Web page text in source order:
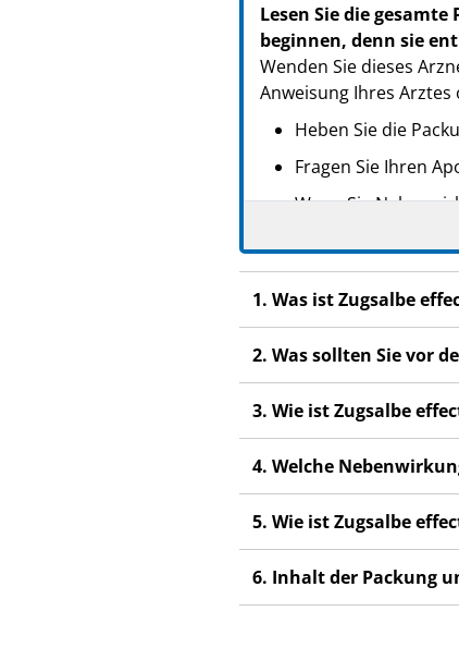
Lesen Sie die
beginnen, denn sie
Wenden Sie dieses
Anweisung Ihres
Heben Sie die
Fragen Sie Ihren
Wenn Sie
Nebenwirkungen,
Wenn Sie sich
1. Was ist Zugsalbe
2. Was sollten Sie vor
3. Wie ist Zugsalbe
4. Welche
5. Wie ist Zugsalbe
6. Inhalt der Packung